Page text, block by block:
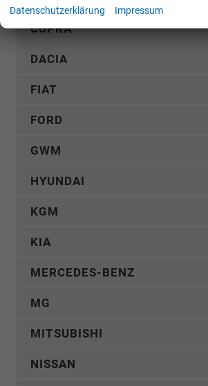
CUPRA
DACIA
FIAT
FORD
GWM
HYUNDAI
KGM
KIA
MERCEDES-BENZ
MG
MITSUBISHI
NISSAN
Datenschutzerklärung Impressum